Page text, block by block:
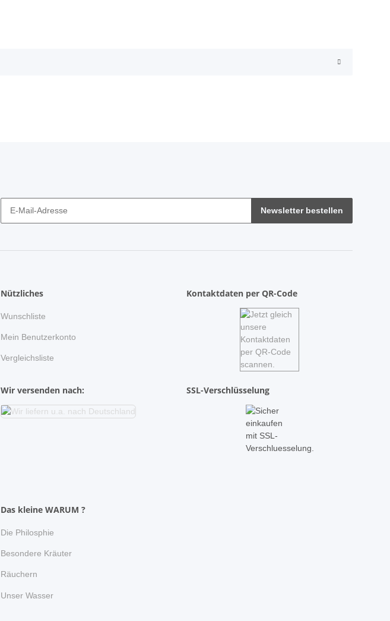
Newsletter bestellen
Nützliches
Wunschliste
Mein Benutzerkonto
Vergleichsliste
Kontaktdaten per QR-Code
Wir versenden nach: SSL-Verschlüsselung
Das kleine WARUM ?
Die Philosphie
Besondere Kräuter
Räuchern
Unser Wasser